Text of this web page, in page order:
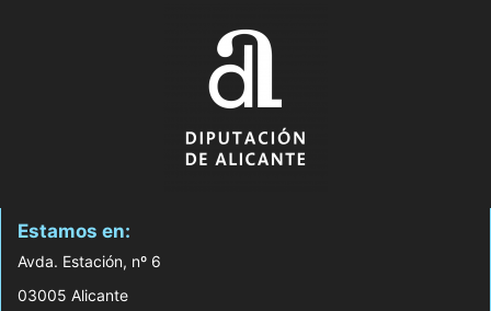
Estamos en:
Avda. Estación, nº 6
03005 Alicante